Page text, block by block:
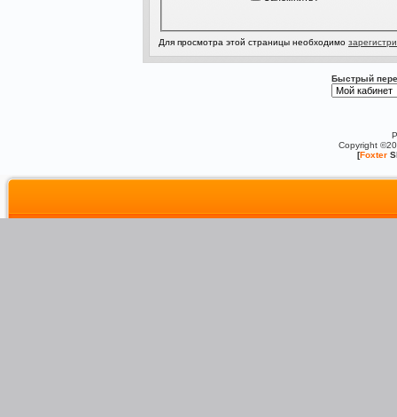
Для просмотра этой страницы необходимо
Быстрый
Copyright
[Foxter